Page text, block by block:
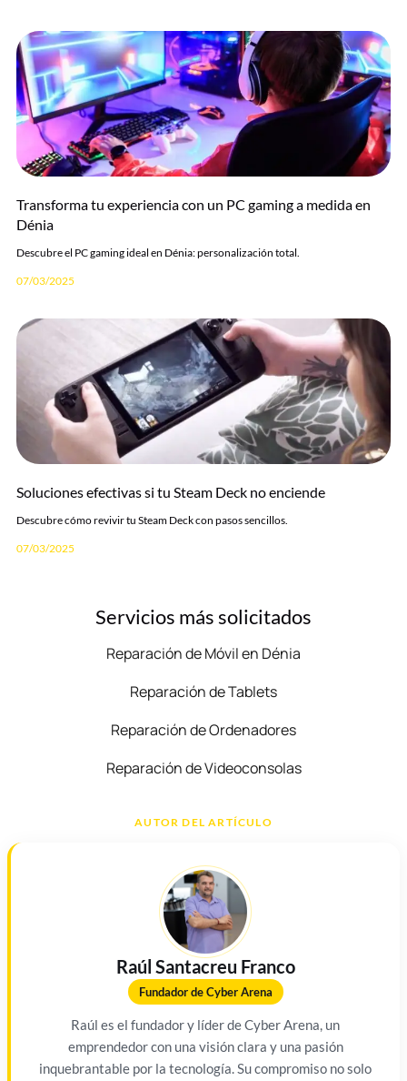
Transforma tu experiencia con un PC gaming a medida en
Dénia
Descubre el PC gaming ideal en Dénia: personalización total.
07/03/2025
Soluciones efectivas si tu Steam Deck no enciende
Descubre cómo revivir tu Steam Deck con pasos sencillos.
07/03/2025
Servicios más solicitados
Reparación de Móvil en Dénia
Reparación de Tablets
Reparación de Ordenadores
Reparación de Videoconsolas
AUTOR DEL ARTÍCULO
Raúl Santacreu Franco
Fundador de Cyber Arena
Raúl es el fundador y líder de Cyber Arena, un
emprendedor con una visión clara y una pasión
inquebrantable por la tecnología. Su compromiso no solo